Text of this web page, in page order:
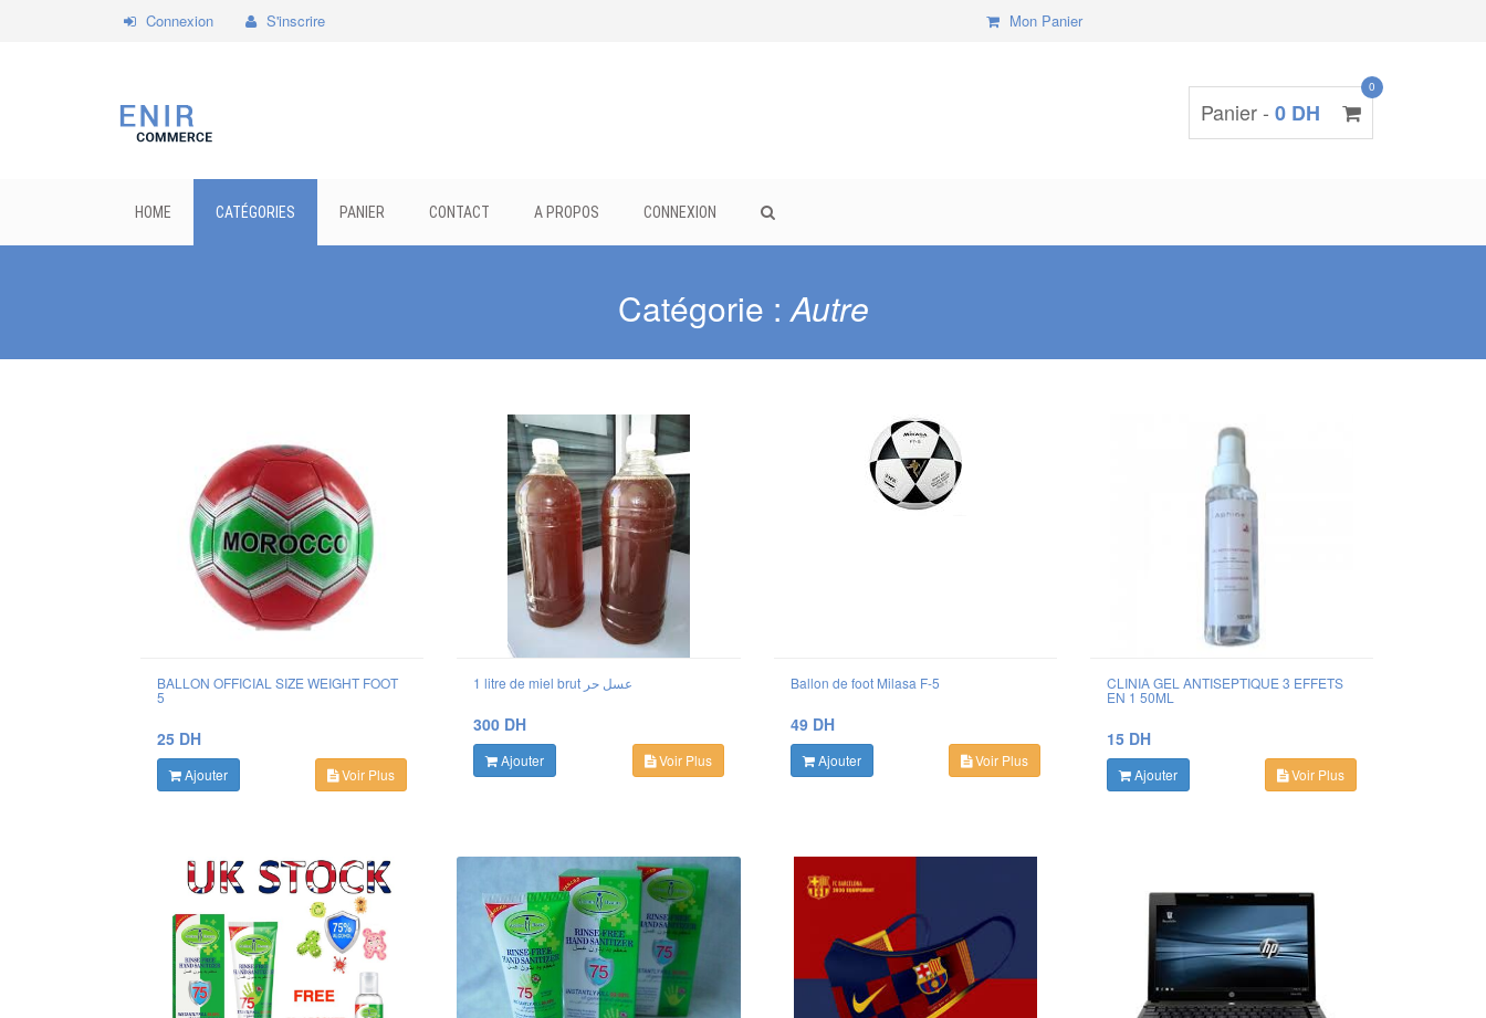
Connexion S'inscrire Mon Panier
Panier - 0 DH
0
HOME CATÉGORIES PANIER CONTACT A PROPOS CONNEXION
Catégorie :Autre
BALLON OFFICIAL SIZE WEIGHT FOOT
5
25 DH
Ajouter Voir Plus
1 litre de miel brut عسل حر
300 DH
Ajouter Voir Plus
Ballon de foot Milasa F-5
49 DH
Ajouter Voir Plus
CLINIA GEL ANTISEPTIQUE 3 EFFETS
EN 1 50ML
15 DH
Ajouter Voir Plus